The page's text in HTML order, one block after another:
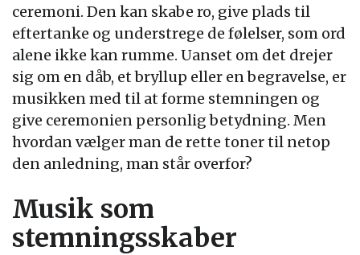
ceremoni. Den kan skabe ro, give plads til
eftertanke og understrege de følelser, som ord
alene ikke kan rumme. Uanset om det drejer
sig om en dåb, et bryllup eller en begravelse, er
musikken med til at forme stemningen og
give ceremonien personlig betydning. Men
hvordan vælger man de rette toner til netop
den anledning, man står overfor?
Musik som
stemningsskaber